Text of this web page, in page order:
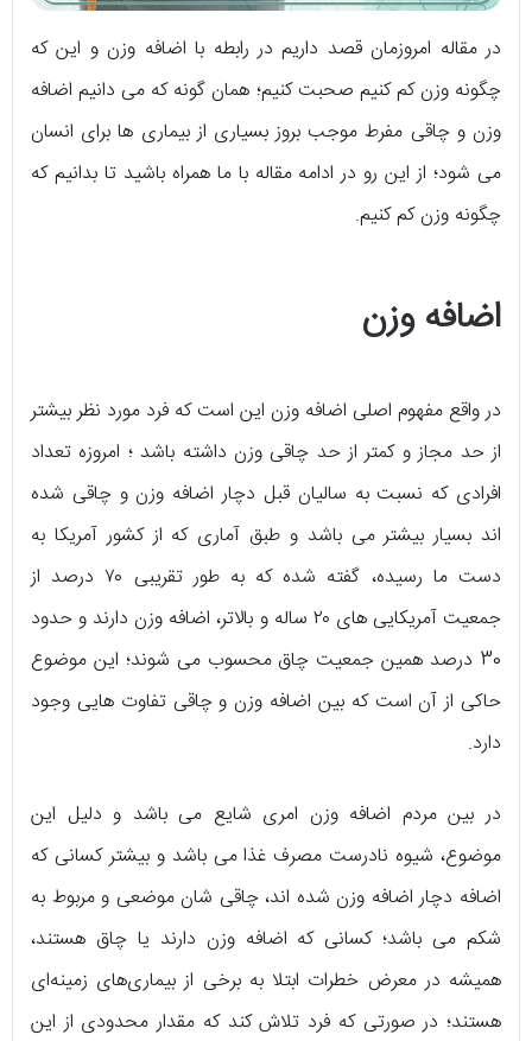
در مقاله امروزمان قصد داریم در رابطه با اضافه وزن و این که
چگونه وزن کم کنیم صحبت کنیم؛ همان گونه که می دانیم اضافه
وزن و چاقی مفرط موجب بروز بسیاری از بیماری ها برای انسان
می شود؛ از این رو در ادامه مقاله با ما همراه باشید تا بدانیم که
چگونه وزن کم کنیم.
اضافه وزن
در واقع مفهوم اصلی اضافه وزن این است که فرد مورد نظر بیشتر
از حد مجاز و کمتر از حد چاقی وزن داشته باشد ؛ امروزه تعداد
افرادی که نسبت به سالیان قبل دچار اضافه وزن و چاقی شده
اند بسیار بیشتر می باشد و طبق آماری که از کشور آمریکا به
دست ما رسیده، گفته شده که به طور تقریبی ۷۰ درصد از
جمعیت آمریکایی های ۲۰ ساله و بالاتر، اضافه وزن دارند و حدود
30 درصد همین جمعیت چاق محسوب می شوند؛ این موضوع
حاکی از آن است که بین اضافه وزن و چاقی تفاوت هایی وجود
دارد.
در بین مردم اضافه وزن امری شایع می باشد و دلیل این
موضوع، شیوه نادرست مصرف غذا می باشد و بیشتر کسانی که
اضافه دچار اضافه وزن شده اند، چاقی شان موضعی و مربوط به
شکم می باشد؛ کسانی که اضافه وزن دارند یا چاق هستند،
همیشه در معرض خطرات ابتلا به برخی از بیماری‌های زمینه‌ای
هستند؛ در صورتی که فرد تلاش کند که مقدار محدودی از این